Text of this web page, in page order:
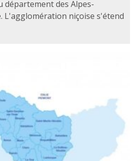
département des Alpes-
L'agglomération niçoise s'étend